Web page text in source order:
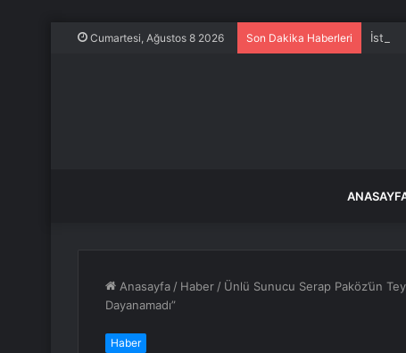
Cumartesi, Ağustos 8 2026 Son Dakika Haberleri
Anasayfa / Haber / Ünlü Sunucu Serap Paköz’ün
Dayanamadı”
Haber